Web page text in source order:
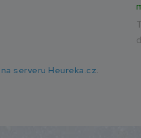
serveru Heureka.cz.